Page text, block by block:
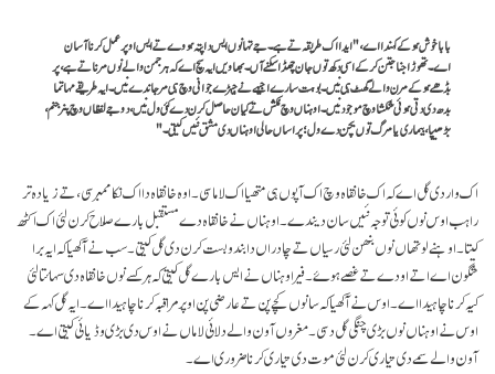
بابا خوش ہو کے کہندا اے،"ایدا اک طریقہ تے ہے۔ جے تہانوں ایس دا پتہ ہووے تے ایس اوپر عمل کرنا آسان
اے۔ تھوڑا جنا جتن کر کے اسی دکھ توں جان چھڈا سکنے آں۔ بھاویں ایہ سچ اے کہ ہر جمن والے نوں مرنا تے ہے، پر
بڈھے ہو کے مرن والے گھٹ ہی نیں۔ بوہت سارے اجیہے نے جیہڑے جوانی وچ ہی مر جاندے نیں۔ ایہ طریقے مہاتما
بدھ دی دتی ہوئی شکشا وچ موجود نیں۔ اوہناں وچ مُکش تے گیان حاصل کرن دے کئی ول نیں، دوجے لفظاں وچ پنر جنم،
بڑھیپا، بیماری یا مرگ توں بچن دے ول؛ پر اساں حالی اوہناں دی مشق نئیں کیتی۔"
اک وار دی گل اے کہ اک خانقاہ وچ اک آپوں ہی متھیا اک لاما سی۔ اوہ خانقاہ دا اک نکا ممبر سی، تے زیادہ تر
راہب اوس نوں کوئی توجہ نئیں سان دیندے۔ اوہناں نے خانقاہ دے مستقبل بارے صلاح کرن لئی اک اکٹھ
کیتا۔ اوہنے لوتھاں نوں بنھن لئی رسیاں تے چادراں دا بندوبست کرن دی گل کیتی۔ سب نے آکھیا کہ ایہ برا
شگون اے اتے اودے تے غصے ہوۓ۔ فیر اوہناں نے ایس بارے گل کیتی کہ ہر کسے نوں خانقاہ دی سہائتا لئی
کیہ کرنا چاہیدا اے۔ اوس نے آکھیا کہ سانوں کچے پن تے عارضی پن اوپر مراقبہ کرنا چاہیدا اے۔ ایہ گل کہہ کے
اوس نے اوہناں نوں بڑی چنگی گل دسی۔ مغروں آون والے دلائی لاماں نے اوس دی بڑی وڈیائی کیتی اے۔
آون والے سمے دی تیاری کرن لئی موت دی تیاری کرنا ضروری اے۔